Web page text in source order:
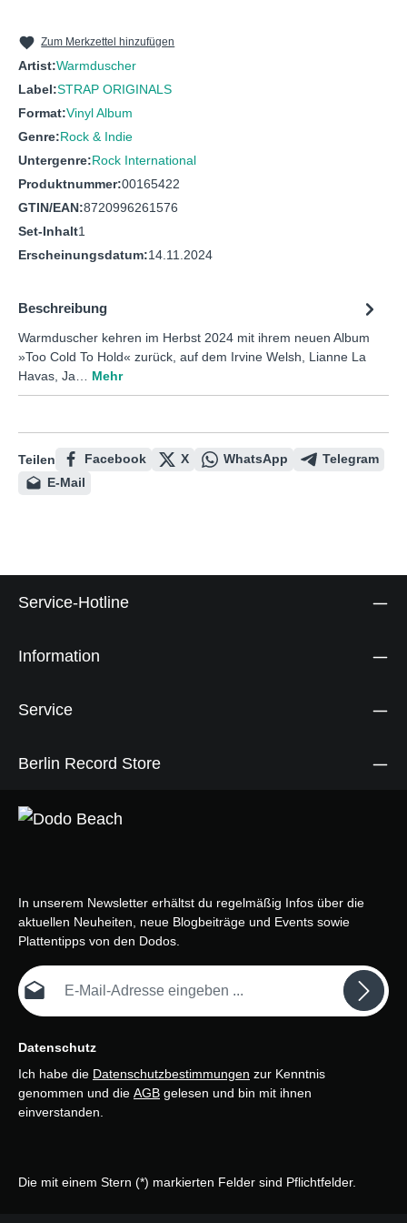
11 Weeds in the Garden
Zum Merkzettel hinzufügen
Artist:Warmduscher
Label:STRAP ORIGINALS
Format:Vinyl Album
Genre:Rock & Indie
Untergenre:Rock International
Produktnummer:00165422
GTIN/EAN:8720996261576
Set-Inhalt1
Erscheinungsdatum:14.11.2024
Beschreibung
Warmduscher kehren im Herbst 2024 mit ihrem neuen Album
»Too Cold To Hold« zurück, auf dem Irvine Welsh, Lianne La
Havas, Ja… Mehr
Teilen Facebook X WhatsApp
Telegram
E-Mail
Service-Hotline
Information
Service
Berlin Record Store
In unserem Newsletter erhältst du regelmäßig Infos über die
aktuellen Neuheiten, neue Blogbeiträge und Events sowie
Plattentipps von den Dodos.
E-Mail-Adresse*
Datenschutz
Ich habe die Datenschutzbestimmungen zur Kenntnis
genommen und die AGB gelesen und bin mit ihnen
einverstanden.
Die mit einem Stern (*) markierten Felder sind Pflichtfelder.